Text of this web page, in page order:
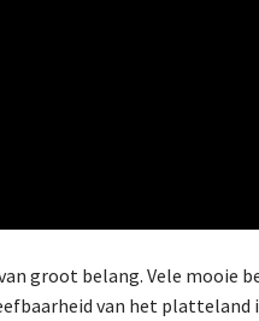
groot belang. Vele mooie
van het platteland